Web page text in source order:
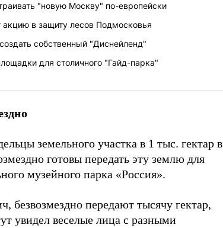
"новую Москву" по-европейски
в защиту лесов Подмосковья
собственный "Диснейленд"
для столичного "Гайд-парка"
земельного участка в 1 тыс. гектар в
готовы передать эту землю для
музейного парка «Россия».
безвозмездно передают тысячу гектар,
увидел веселые лица с разными